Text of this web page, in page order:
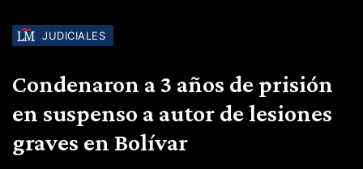
JUDICIALES
Condenaron a 3 años de prisión
en suspenso a autor de lesiones
graves en Bolívar